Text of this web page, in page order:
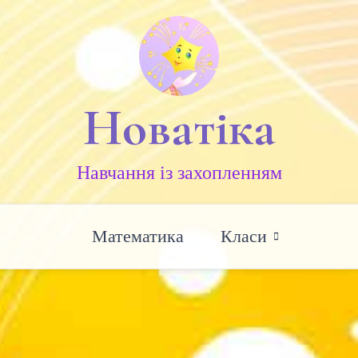
Новатіка
Навчання із захопленням
Математика Класи